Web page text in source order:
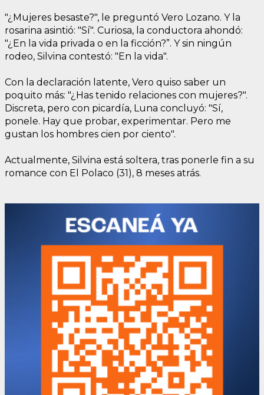
"¿Mujeres besaste?", le preguntó Vero Lozano. Y la
rosarina asintió: "Sí". Curiosa, la conductora ahondó:
"¿En la vida privada o en la ficción?”. Y sin ningún
rodeo, Silvina contestó: "En la vida".
Con la declaración latente, Vero quiso saber un
poquito más: "¿Has tenido relaciones con mujeres?".
Discreta, pero con picardía, Luna concluyó: "Sí,
ponele. Hay que probar, experimentar. Pero me
gustan los hombres cien por ciento".
Actualmente, Silvina está soltera, tras ponerle fin a su
romance con El Polaco (31), 8 meses atrás.